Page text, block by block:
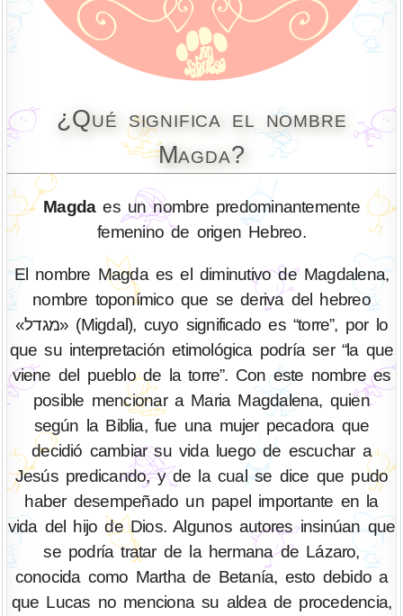
¿Qué significa el nombre
Magda?
Magdaes un nombre predominantemente
femenino de origen Hebreo.
El nombre Magda es el diminutivo de Magdalena,
nombre toponímico que se deriva del hebreo
«מגדל» (Migdal), cuyo significado es “torre”, por lo
que su interpretación etimológica podría ser “la que
viene del pueblo de la torre”. Con este nombre es
posible mencionar a Maria Magdalena, quien
según la Biblia, fue una mujer pecadora que
decidió cambiar su vida luego de escuchar a
Jesús predicando, y de la cual se dice que pudo
haber desempeñado un papel importante en la
vida del hijo de Dios. Algunos autores insinúan que
se podría tratar de la hermana de Lázaro,
conocida como Martha de Betanía, esto debido a
que Lucas no menciona su aldea de procedencia,